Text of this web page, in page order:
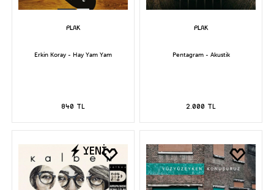
Erkin Koray - Hay Yam Yam
840 TL
Pentagram - Akustik
2.000 TL
YENİ